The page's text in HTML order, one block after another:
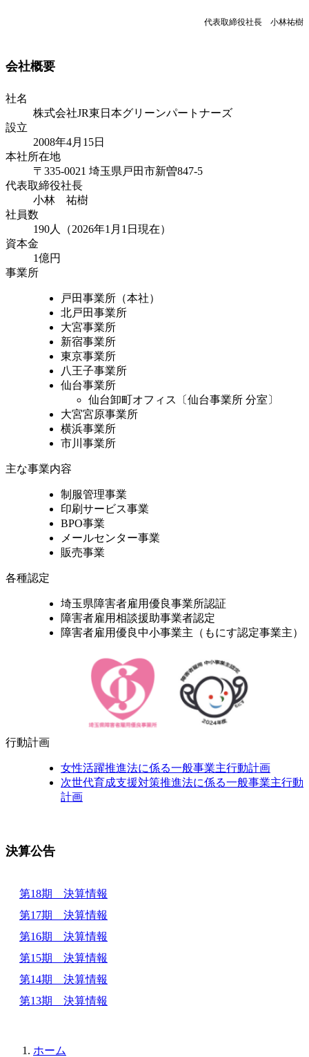
代表取締役社長 小林祐樹
会社概要
社名
株式会社JR東日本グリーンパートナーズ
設立
2008年4月15日
本社所在地
〒335-0021 埼玉県戸田市新曽847-5
代表取締役社長
小林 祐樹
社員数
190人（2026年1月1日現在）
資本金
1億円
事業所
戸田事業所（本社）
北戸田事業所
大宮事業所
新宿事業所
東京事業所
八王子事業所
仙台事業所
仙台卸町オフィス〔仙台事業所 分室〕
大宮宮原事業所
横浜事業所
市川事業所
主な事業内容
制服管理事業
印刷サービス事業
BPO事業
メールセンター事業
販売事業
各種認定
埼玉県障害者雇用優良事業所認証
障害者雇用相談援助事業者認定
障害者雇用優良中小事業主（もにす認定事業主）
行動計画
女性活躍推進法に係る一般事業主行動計画
次世代育成支援対策推進法に係る一般事業主行動
計画
決算公告
第18期 決算情報
第17期 決算情報
第16期 決算情報
第15期 決算情報
第14期 決算情報
第13期 決算情報
ホーム